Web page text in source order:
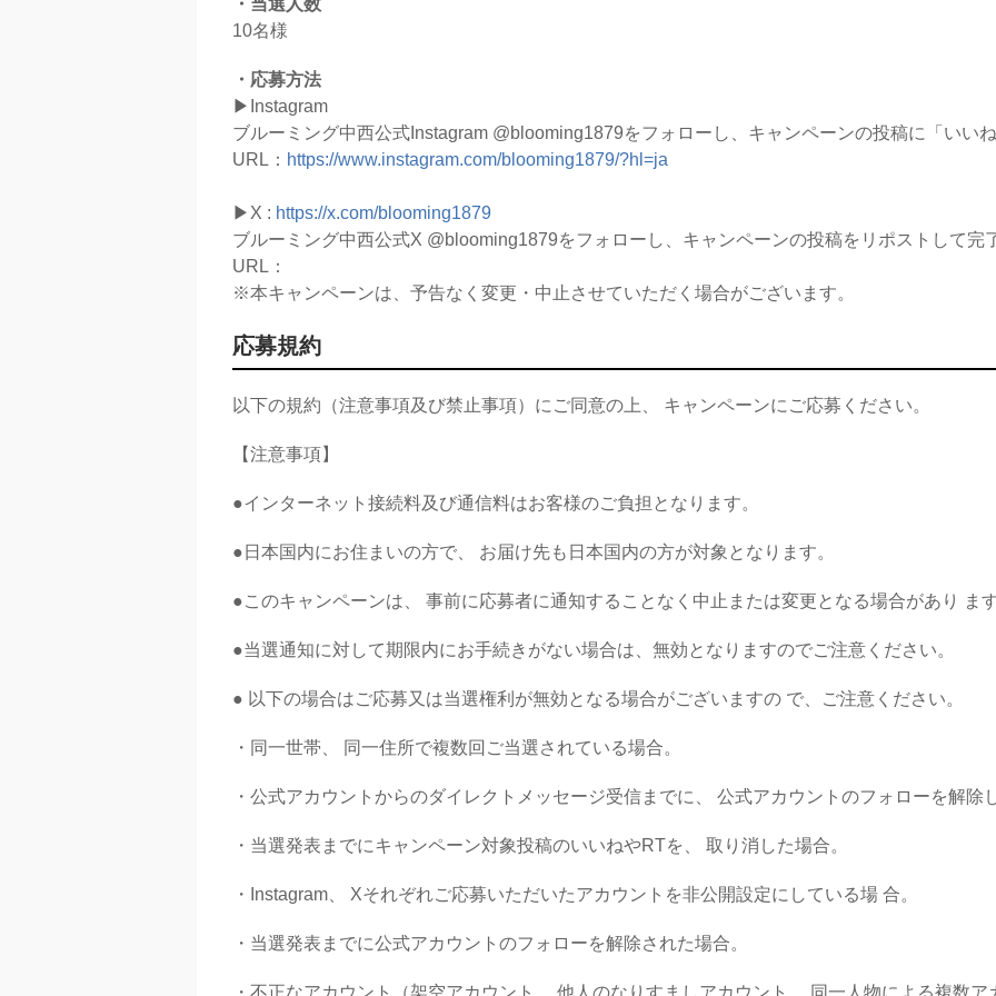
・当選人数
10名様
・応募方法
▶︎Instagram
ブルーミング中西公式Instagram @blooming1879をフォローし、キャンペーンの投稿に「いいね
URL： https://www.instagram.com/blooming1879/?hl=ja
▶︎X : https://x.com/blooming1879
ブルーミング中西公式X @blooming1879をフォローし、キャンペーンの投稿をリポストして完
URL：
※本キャンペーンは、予告なく変更・中止させていただく場合がございます。
応募規約
以下の規約（注意事項及び禁止事項）にご同意の上、 キャンペーンにご応募ください。
【注意事項】
●インターネット接続料及び通信料はお客様のご負担となります。
●日本国内にお住まいの方で、 お届け先も日本国内の方が対象となります。
●このキャンペーンは、 事前に応募者に通知することなく中止または変更となる場合があり ま
●当選通知に対して期限内にお手続きがない場合は、無効となりますのでご注意ください。
● 以下の場合はご応募又は当選権利が無効となる場合がございますの で、ご注意ください。
・同一世帯、 同一住所で複数回ご当選されている場合。
・公式アカウントからのダイレクトメッセージ受信までに、 公式アカウントのフォローを解除
・当選発表までにキャンペーン対象投稿のいいねやRTを、 取り消した場合。
・Instagram、 Xそれぞれご応募いただいたアカウントを非公開設定にしている場 合。
・当選発表までに公式アカウントのフォローを解除された場合。
・不正なアカウント（架空アカウント、 他人のなりすましアカウント、 同一人物による複数ア